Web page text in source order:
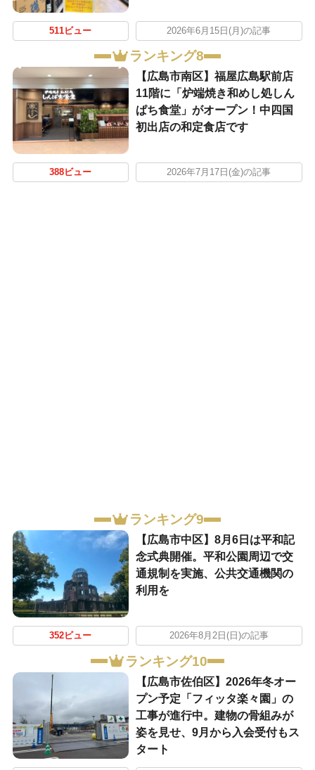
511ビュー 2026年6月15日(月)の記事
ランキング8
【広島市南区】福屋広島駅前店
11階に「炉端焼き和めし処しん
ぱち食堂」がオープン！中四国
初出店の和定食店です
388ビュー 2026年7月17日(金)の記事
ランキング9
【広島市中区】8月6日は平和記
念式典開催。平和公園周辺で交
通規制を実施、公共交通機関の
利用を
352ビュー 2026年8月2日(日)の記事
ランキング10
【広島市佐伯区】2026年冬オー
プン予定「フィッタ楽々園」の
工事が進行中。建物の骨組みが
姿を見せ、9月から入会受付もス
タート